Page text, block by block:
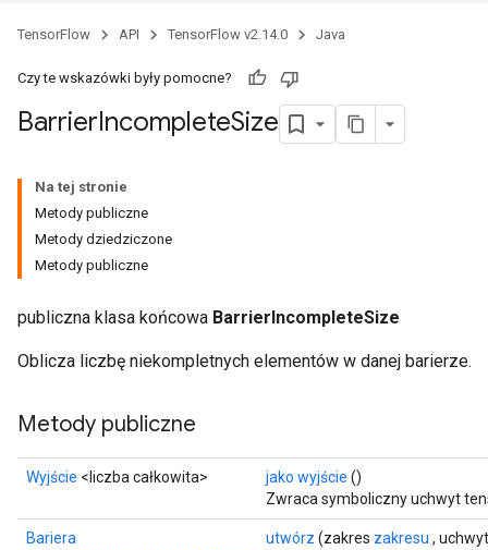
TensorFlow API TensorFlow v2.14.0 Java
Czy te wskazówki były pomocne?
BarrierIncompleteSize
Na tej stronie
Metody publiczne
Metody dziedziczone
Metody publiczne
publiczna klasa końcowa BarrierIncompleteSize
Oblicza liczbę niekompletnych elementów w danej barierze.
Metody publiczne
Wyjście <liczba całkowita> jako wyjście ()
Zwraca symboliczny uchwyt
Bariera
utwórz (zakres zakresu ,